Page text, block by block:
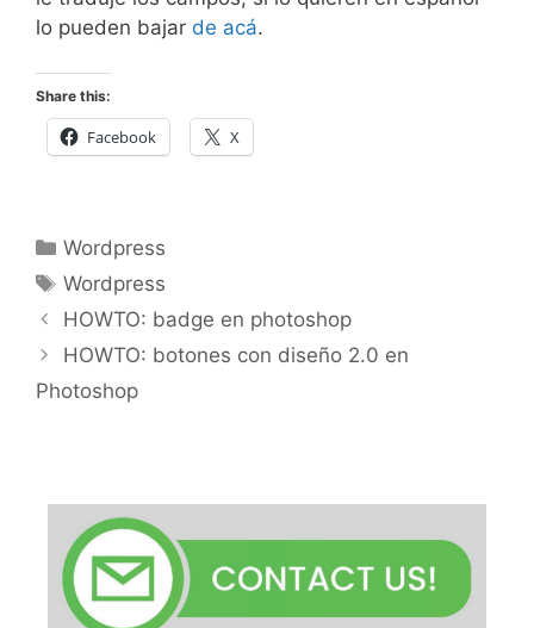
lo pueden bajar de acá.
Share this:
Facebook X
Categorías
Wordpress
Etiquetas
Wordpress
HOWTO: badge en photoshop
HOWTO: botones con diseño 2.0 en
Photoshop